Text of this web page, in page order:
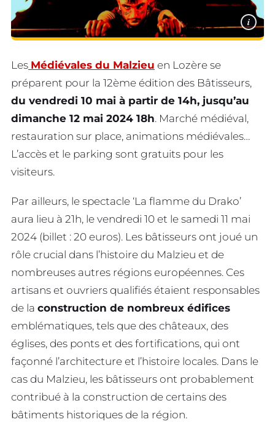
i
Les Médiévales du Malzieu en Lozère se
préparent pour la 12ème édition des Bâtisseurs,
du vendredi 10 mai à partir de 14h, jusqu’au
dimanche 12 mai 2024 18h. Marché médiéval,
restauration sur place, animations médiévales…
L’accès et le parking sont gratuits pour les
visiteurs.
Par ailleurs, le spectacle ‘La flamme du Drako’
aura lieu à 21h, le vendredi 10 et le samedi 11 mai
2024 (billet : 20 euros). Les bâtisseurs ont joué un
rôle crucial dans l’histoire du Malzieu et de
nombreuses autres régions européennes. Ces
artisans et ouvriers qualifiés étaient responsables
de la construction de nombreux édifices
emblématiques, tels que des châteaux, des
églises, des ponts et des fortifications, qui ont
façonné l’architecture et l’histoire locales. Dans le
cas du Malzieu, les bâtisseurs ont probablement
contribué à la construction de certains des
bâtiments historiques de la région.